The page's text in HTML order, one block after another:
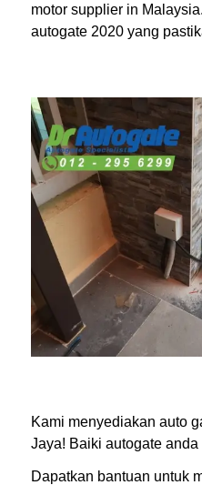
motor supplier in
autogate 2020 yang
Kami menyediakan auto
Jaya! Baiki autogate
Dapatkan bantuan untuk